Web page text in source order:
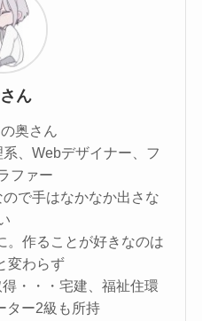
ん
奥さん
、Webデザイナー、フ
ファー
で手はなかなか出さな
。作ることが好きなのは
変わらず
・・・宅建、福祉住環
ター2級も所持